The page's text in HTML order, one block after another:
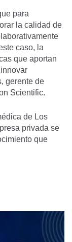
para
la calidad de
caso, la
que aportan
gerente de
Scientific.
de Los
privada se
que